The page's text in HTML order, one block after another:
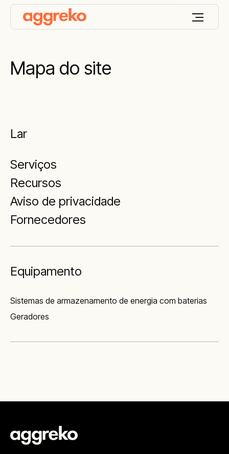
Mapa do site
Lar
Serviços
Recursos
Aviso de privacidade
Fornecedores
Equipamento
Sistemas de armazenamento de energia com baterias
Geradores